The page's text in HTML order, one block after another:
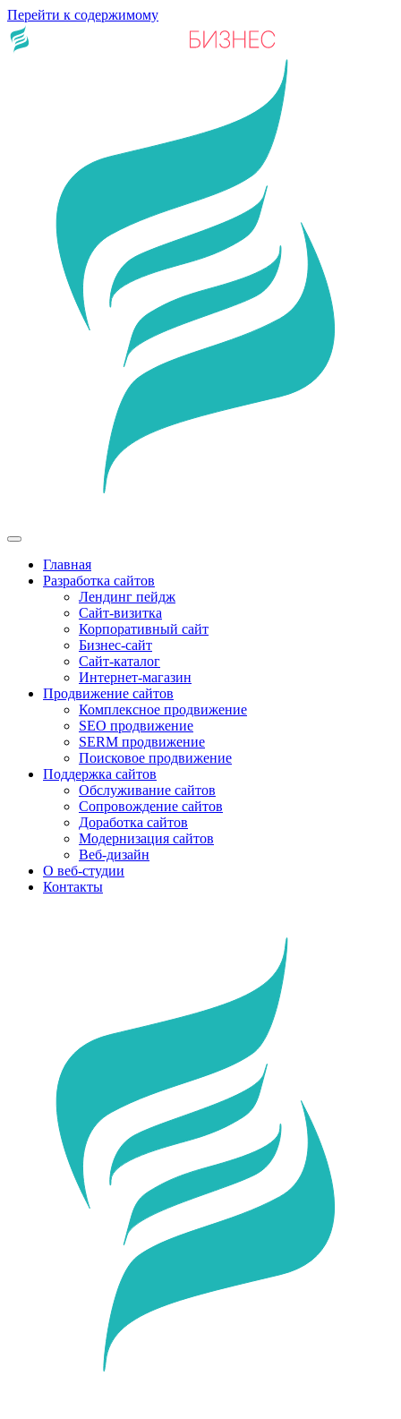
Перейти к содержимому
Главная
Разработка сайтов
Лендинг пейдж
Сайт-визитка
Корпоративный сайт
Бизнес-сайт
Сайт-каталог
Интернет-магазин
Продвижение сайтов
Комплексное продвижение
SEO продвижение
SERM продвижение
Поисковое продвижение
Поддержка сайтов
Обслуживание сайтов
Сопровождение сайтов
Доработка сайтов
Модернизация сайтов
Веб-дизайн
О веб-студии
Контакты